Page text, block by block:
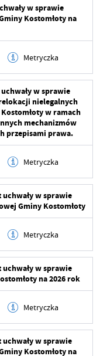
01-20 15:21:28
Mamczarz
w sprawie
Kostomłoty na
Metryczka
01-20 15:22:01
Mamczarz
w sprawie
nielegalnych
w ramach
mechanizmów
przepisami prawa.
Metryczka
12-05 08:06:16
Mamczarz
uchwały w sprawie
Gminy Kostomłoty
Metryczka
12-05 08:06:15
uchwały w sprawie
na 2026 rok
Metryczka
uchwały w sprawie
Kostomłoty na